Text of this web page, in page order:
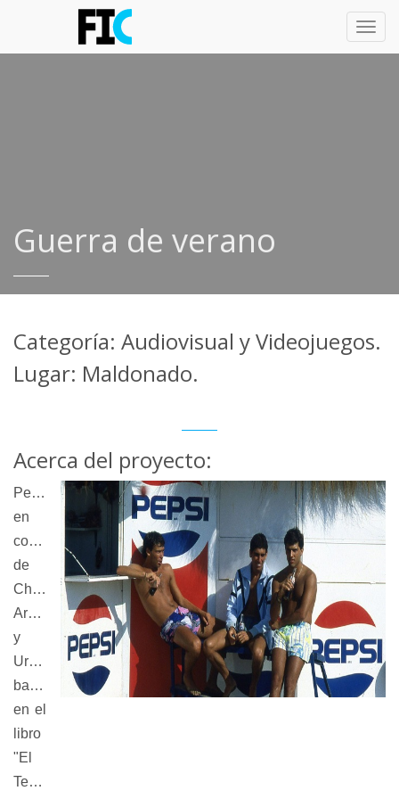
Guerra de verano
Categoría: Audiovisual y Videojuegos.
Lugar: Maldonado.
Acerca del proyecto:
Película
en
coproducción
de
Chile,
Argentina
y
Uruguay
basada
en el
libro
"El
Tercer